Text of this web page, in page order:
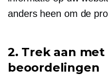
anders heen om de
2. Trek aan
beoordelingen